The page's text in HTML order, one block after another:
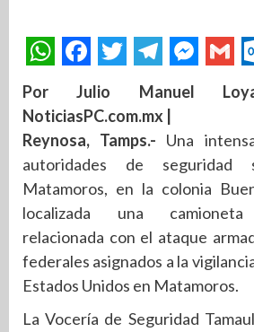
Por Julio Manuel
NoticiasPC.com.mx |
Reynosa, Tamps.- Una
autoridades de
Matamoros, en la colonia
localizada una camioneta
relacionada con el ataque
federales asignados a la
Estados Unidos en Matamoros.
La Vocería de Seguridad